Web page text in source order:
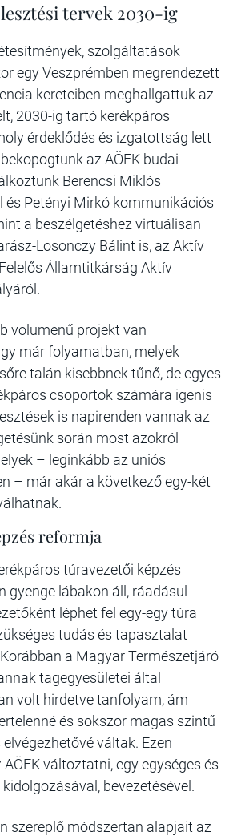
tervek 2030-ig
szolgáltatások
egy Veszprémben megrendezett
kereteiben meghallgattuk az
2030-ig tartó kerékpáros
érdeklődés és izgatottság lett
az AÖFK budai
Berencsi Miklós
és Petényi Mirkó kommunikációs
a beszélgetéshez virtuálisan
Losonczy Bálint is, az Aktív
Államtitkárság Aktív
volumenű projekt van
már folyamatban, melyek
talán kisebbnek tűnő, de egyes
csoportok számára igenis
is napirenden vannak az
során most azokról
– leginkább az uniós
– már akár a következő egy-két
reformja
túravezetői képzés
gyenge lábakon áll, ráadásul
léphet fel egy-egy túra
tudás és tapasztalat
a Magyar Természetjáró
tagegyesületei által
volt hirdetve tanfolyam, ám
és sokszor magas szintű
váltak. Ezen
változtatni, egy egységes és
bevezetésével.
szereplő módszertan alapjait az